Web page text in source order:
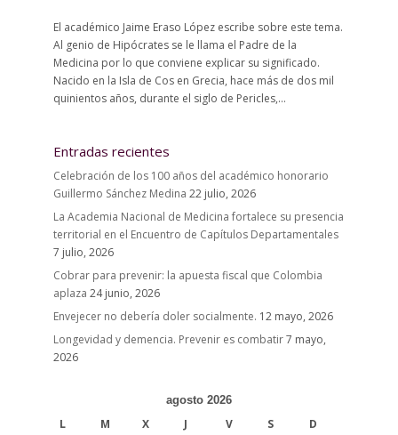
El académico Jaime Eraso López escribe sobre este tema.
Al genio de Hipócrates se le llama el Padre de la
Medicina por lo que conviene explicar su significado.
Nacido en la Isla de Cos en Grecia, hace más de dos mil
quinientos años, durante el siglo de Pericles,...
Entradas recientes
Celebración de los 100 años del académico honorario
Guillermo Sánchez Medina 22 julio, 2026
La Academia Nacional de Medicina fortalece su presencia
territorial en el Encuentro de Capítulos Departamentales
7 julio, 2026
Cobrar para prevenir: la apuesta fiscal que Colombia
aplaza 24 junio, 2026
Envejecer no debería doler socialmente. 12 mayo, 2026
Longevidad y demencia. Prevenir es combatir7 mayo,
2026
agosto 2026
L M X J V S D